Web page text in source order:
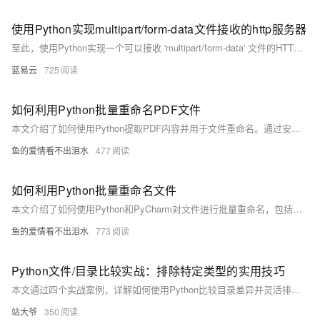
使用Python实现multipart/form-data文件接收的http服务器
至此，使用Python实现一个可以接收 'multipart/form-data' 文件的HTTP服务器的步骤就讲解完毕了。希望通过我的讲解，你可以更好地理解其中的逻辑，另外，你也可以尝试在实际项目中运用这方面的知识。
蓝易云 725
如何利用Python批量重命名PDF文件
本文介绍了如何使用Python提取PDF内容并用于文件重命名。通过安装Python环境、PyCharm编译器及Jupyter Notebook，结合tabula库实现PDF数据读取与处理，并提供代码示例与参考文献。
鱼的爱情看不出泪水 477
如何利用Python批量重命名文件
本文介绍了如何使用Python和PyCharm对文件进行批量重命名，包括文件名前后互换、按特定字符调整顺序等实用技巧，并提供了完整代码示例。同时推荐了第三方工具Bulk Rename Utility，便于无需编程实现高效重命名。适用于需要处理大量文件命名的场景，提升工作效率。
鱼的爱情看不出泪水 773
Python文件/目录比较实战：排除特定类型的实用技巧
本文通过四个实战案例，详解如何使用Python比较目录差异并灵活排除特定文件，涵盖基础比较、大文件处理、跨平台适配与可视化报告生成，助力开发者高效完成目录同步与数据校验任务。
站大爷 350